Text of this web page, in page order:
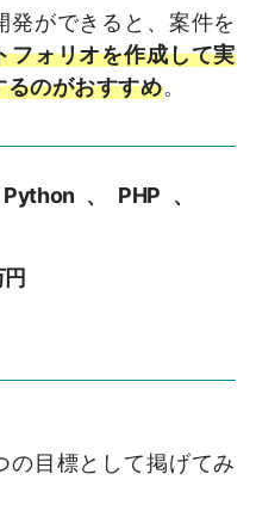
発ができると、案件を
フォリオを作成して実
のがおすすめ。
、PHP、
の目標として掲げてみ